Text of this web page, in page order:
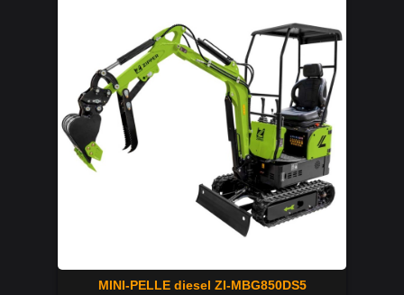
MINI-PELLE diesel ZI-MBG850DS5